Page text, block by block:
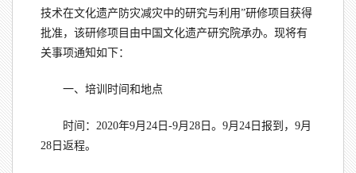
技术在文化遗产防灾减灾中的研究与利用”研修项目获得
批准，该研修项目由中国文化遗产研究院承办。现将有
关事项通知如下：
一、培训时间和地点
时间：2020年9月24日-9月28日。9月24日报到，9月
28日返程。